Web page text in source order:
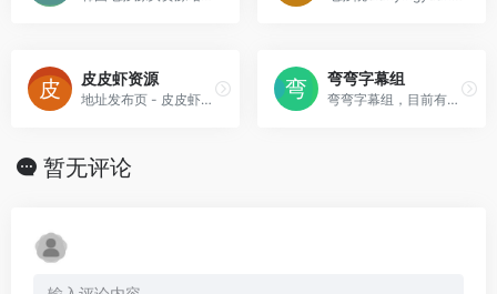
皮皮虾资源
地址发布页 - 皮皮虾资源
弯弯字幕组
弯弯字幕组，目前有的语种包括英语、日语、韩语、泰语、西语、葡语、法语、德语、意语、俄语、荷兰语、波兰语、瑞语、阿拉伯语，波斯语共18种。
暂无评论